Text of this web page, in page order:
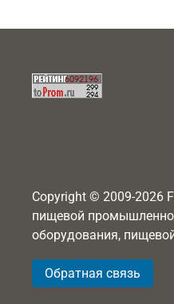
Copyright © 2009-2026
пищевой
оборудования,
Обратная связь